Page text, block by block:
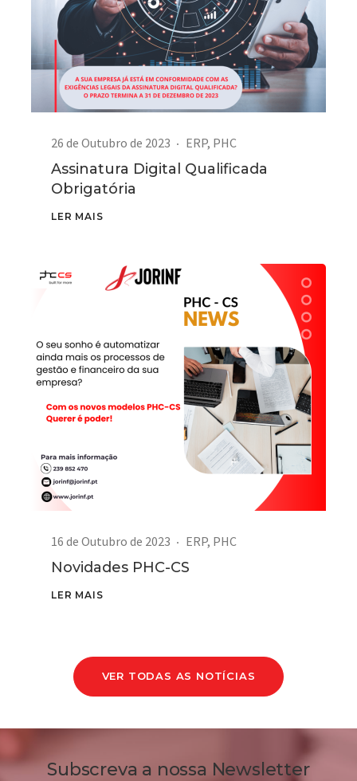
26 de Outubro de 2023 ERP, PHC
Assinatura Digital Qualificada
Obrigatória
LER MAIS
16 de Outubro de 2023 ERP, PHC
Novidades PHC-CS
LER MAIS
VER TODAS AS NOTÍCIAS
Subscreva a nossa Newsletter